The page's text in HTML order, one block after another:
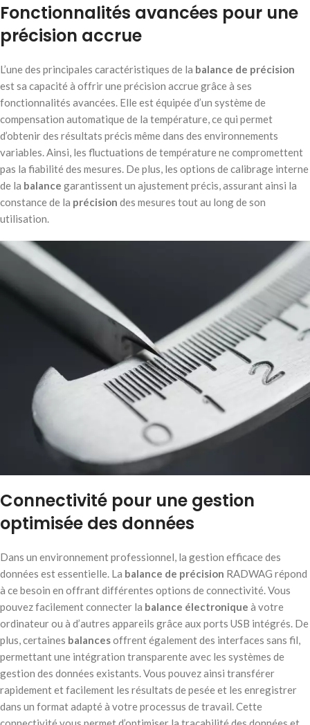
Fonctionnalités avancées pour une
précision accrue
L’une des principales caractéristiques de la balance de précision
est sa capacité à offrir une précision accrue grâce à ses
fonctionnalités avancées. Elle est équipée d’un système de
compensation automatique de la température, ce qui permet
d’obtenir des résultats précis même dans des environnements
variables. Ainsi, les fluctuations de température ne compromettent
pas la fiabilité des mesures. De plus, les options de calibrage interne
de la balance garantissent un ajustement précis, assurant ainsi la
constance de la précision des mesures tout au long de son
utilisation.
Connectivité pour une gestion
optimisée des données
Dans un environnement professionnel, la gestion efficace des
données est essentielle. La balance de précision RADWAG répond
à ce besoin en offrant différentes options de connectivité. Vous
pouvez facilement connecter la balance électronique à votre
ordinateur ou à d’autres appareils grâce aux ports USB intégrés. De
plus, certaines balancesoffrent également des interfaces sans fil,
permettant une intégration transparente avec les systèmes de
gestion des données existants. Vous pouvez ainsi transférer
rapidement et facilement les résultats de pesée et les enregistrer
dans un format adapté à votre processus de travail. Cette